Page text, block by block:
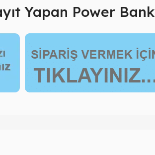
Yapan Power Bank